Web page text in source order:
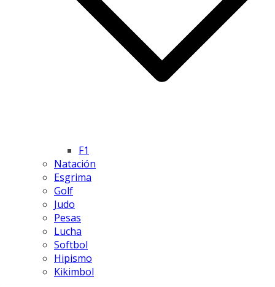
F1
Natación
Esgrima
Golf
Judo
Pesas
Lucha
Softbol
Hipismo
Kikimbol